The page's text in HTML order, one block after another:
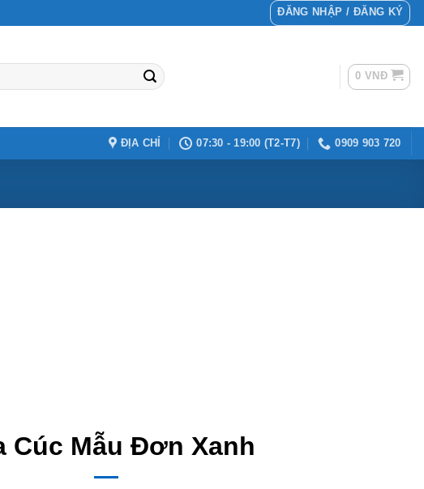
ĐĂNG NHẬP / ĐĂNG KÝ
0 VNĐ
ĐỊA CHỈ 07:30 - 19:00 (T2-T7) 0909 903 720
Cúc Mẫu Đơn Xanh